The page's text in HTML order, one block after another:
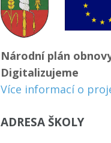
Národní plán
Digitalizujeme
Více informací o
ADRESA ŠKOLY